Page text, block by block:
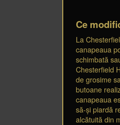
Ce
La
canapeaua
schimbată
Chesterfield
de grosime
butoane
canapeaua
să-și piardă
alcătuită din